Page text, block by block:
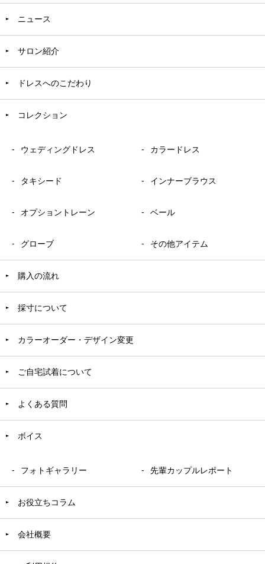
ニュース
サロン紹介
ドレスへのこだわり
コレクション
ウェディングドレス カラードレス
タキシード インナーブラウス
オプショントレーン ベール
グローブ その他アイテム
購入の流れ
採寸について
カラーオーダー・デザイン変更
ご自宅試着について
よくある質問
ボイス
フォトギャラリー 先輩カップルレポート
お役立ちコラム
会社概要